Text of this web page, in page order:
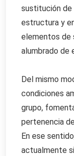
sustitución de
estructura y
elementos de
alumbrado de
Del mismo
condiciones
grupo,
pertenencia
En ese
actualmente